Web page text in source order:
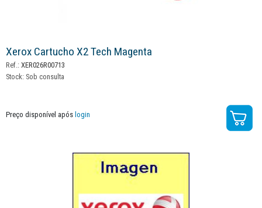
Xerox Cartucho X2 Tech Magenta
Ref.: XER026R00713
Stock: Sob consulta
Preço disponível após login